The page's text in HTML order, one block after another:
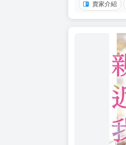
賣家介紹